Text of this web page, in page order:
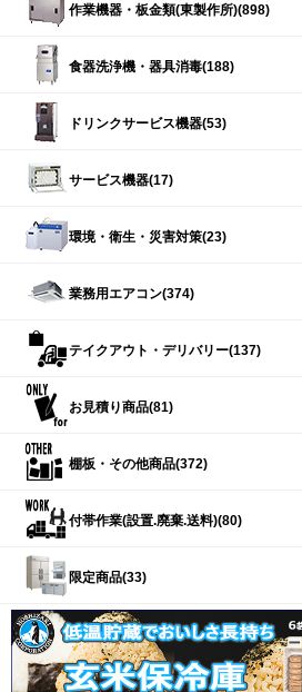
作業機器・板金類(東製作所)(898)
食器洗浄機・器具消毒(188)
ドリンクサービス機器(53)
サービス機器(17)
環境・衛生・災害対策(23)
業務用エアコン(374)
テイクアウト・デリバリー(137)
お見積り商品(81)
棚板・その他商品(372)
付帯作業(設置.廃棄.送料)(80)
限定商品(33)